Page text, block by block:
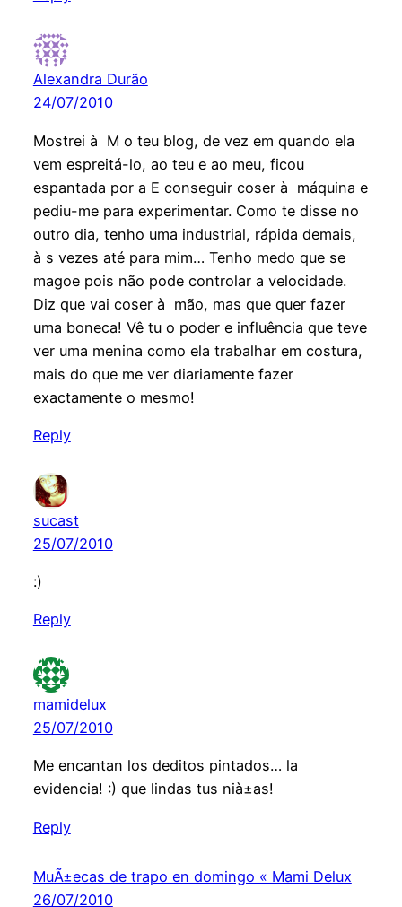
Alexandra Durão
24/07/2010
Mostrei à M o teu blog, de vez em quando ela
vem espreitá-lo, ao teu e ao meu, ficou
espantada por a E conseguir coser à máquina e
pediu-me para experimentar. Como te disse no
outro dia, tenho uma industrial, rápida demais,
à s vezes até para mim… Tenho medo que se
magoe pois não pode controlar a velocidade.
Diz que vai coser à mão, mas que quer fazer
uma boneca! Vê tu o poder e influência que teve
ver uma menina como ela trabalhar em costura,
mais do que me ver diariamente fazer
exactamente o mesmo!
Reply
sucast
25/07/2010
:)
Reply
mamidelux
25/07/2010
Me encantan los deditos pintados… la
evidencia! :) que lindas tus nià±as!
Reply
MuÃ±ecas de trapo en domingo « Mami Delux
26/07/2010